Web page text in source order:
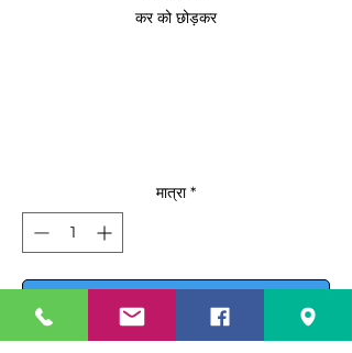
कर को छोड़कर
मात्रा *